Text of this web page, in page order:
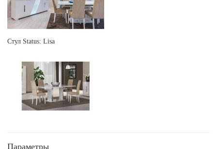
Стул Status: Lisa
Параметры